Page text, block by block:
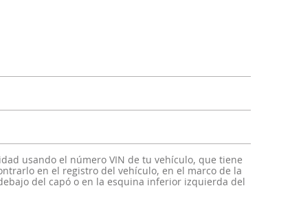
usando el número VIN de tu vehículo, que tiene
en el registro del vehículo, en el marco de la
del capó o en la esquina inferior izquierda del